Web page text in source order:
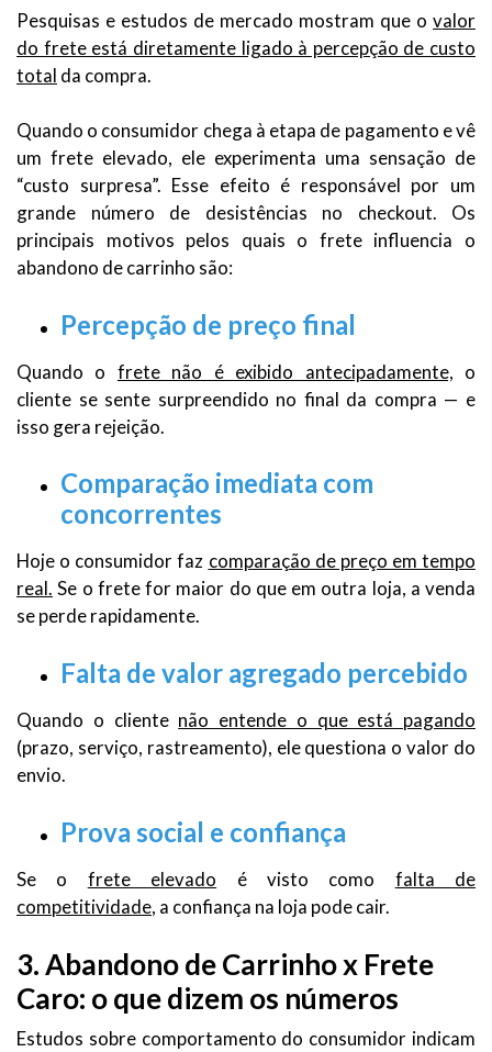
Pesquisas e estudos de mercado mostram que o valor
do frete está diretamente ligado à percepção de custo
total da compra.
Quando o consumidor chega à etapa de pagamento e vê
um frete elevado, ele experimenta uma sensação de
“custo surpresa”. Esse efeito é responsável por um
grande número de desistências no checkout. Os
principais motivos pelos quais o frete influencia o
abandono de carrinho são:
Percepção de preço final
Quando o frete não é exibido antecipadamente, o
cliente se sente surpreendido no final da compra — e
isso gera rejeição.
Comparação imediata com
concorrentes
Hoje o consumidor faz comparação de preço em tempo
real. Se o frete for maior do que em outra loja, a venda
se perde rapidamente.
Falta de valor agregado percebido
Quando o cliente não entende o que está pagando
(prazo, serviço, rastreamento), ele questiona o valor do
envio.
Prova social e confiança
Se o frete elevado é visto como falta de
competitividade, a confiança na loja pode cair.
3. Abandono de Carrinho x Frete
Caro: o que dizem os números
Estudos sobre comportamento do consumidor indicam